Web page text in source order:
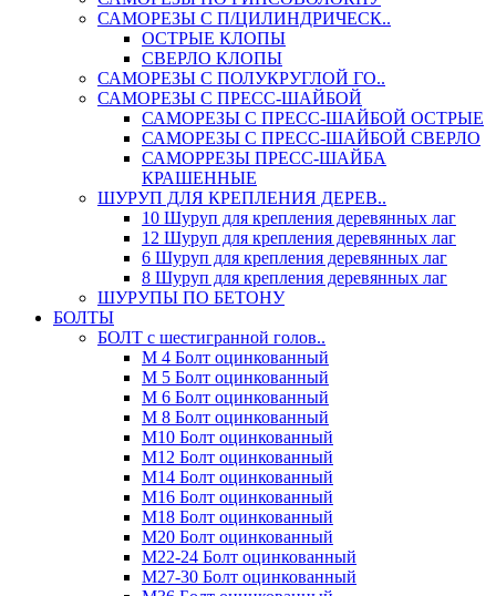
САМОРЕЗЫ С П/ЦИЛИНДРИЧЕСК..
ОСТРЫЕ КЛОПЫ
СВЕРЛО КЛОПЫ
САМОРЕЗЫ С ПОЛУКРУГЛОЙ ГО..
САМОРЕЗЫ С ПРЕСС-ШАЙБОЙ
САМОРЕЗЫ С ПРЕСС-ШАЙБОЙ ОСТРЫЕ
САМОРЕЗЫ С ПРЕСС-ШАЙБОЙ СВЕРЛО
САМОРРЕЗЫ ПРЕСС-ШАЙБА
КРАШЕННЫЕ
ШУРУП ДЛЯ КРЕПЛЕНИЯ ДЕРЕВ..
10 Шуруп для крепления деревянных лаг
12 Шуруп для крепления деревянных лаг
6 Шуруп для крепления деревянных лаг
8 Шуруп для крепления деревянных лаг
ШУРУПЫ ПО БЕТОНУ
БОЛТЫ
БОЛТ с шестигранной голов..
М 4 Болт оцинкованный
М 5 Болт оцинкованный
М 6 Болт оцинкованный
М 8 Болт оцинкованный
М10 Болт оцинкованный
М12 Болт оцинкованный
М14 Болт оцинкованный
М16 Болт оцинкованный
М18 Болт оцинкованный
М20 Болт оцинкованный
М22-24 Болт оцинкованный
М27-30 Болт оцинкованный